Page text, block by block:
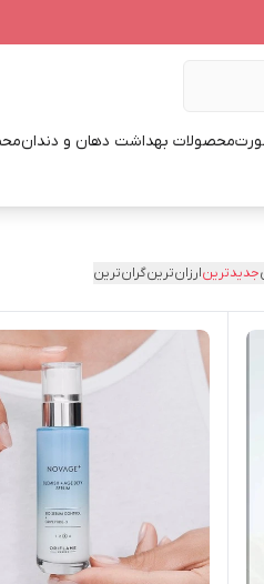
محصولات بهداشت دهان و دندان
جدیدترینارزان‌ترینگران‌ترین